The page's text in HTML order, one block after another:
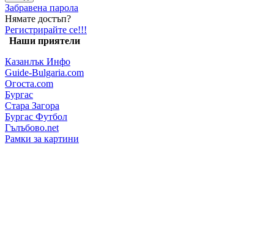
Забравена парола
Нямате достъп?
Регистрирайте се!!!
Наши приятели
Казанлък Инфо
Guide-Bulgaria.com
Огоста.com
Бургас
Стара Загора
Бургас Футбол
Гълъбово.net
Рамки за картини